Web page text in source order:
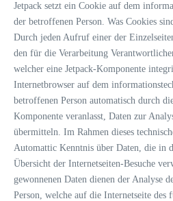
Jetpack setzt ein Cookie auf dem
der betroffenen Person. Was Cookies
Durch jeden Aufruf einer der
den für die Verarbeitung
welcher eine Jetpack-Komponente
Internetbrowser auf dem
betroffenen Person automatisch durch
Komponente veranlasst, Daten zur
übermitteln. Im Rahmen dieses
Automattic Kenntnis über Daten, die in
Übersicht der Internetseiten-Besuche
gewonnenen Daten dienen der Analyse
Person, welche auf die Internetseite des